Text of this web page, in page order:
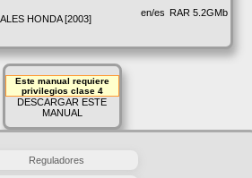
HONDA [2003]
en/es RAR 5.2GMb
Este manual requiere
privilegios clase 4
DESCARGAR ESTE
MANUAL
Reguladores